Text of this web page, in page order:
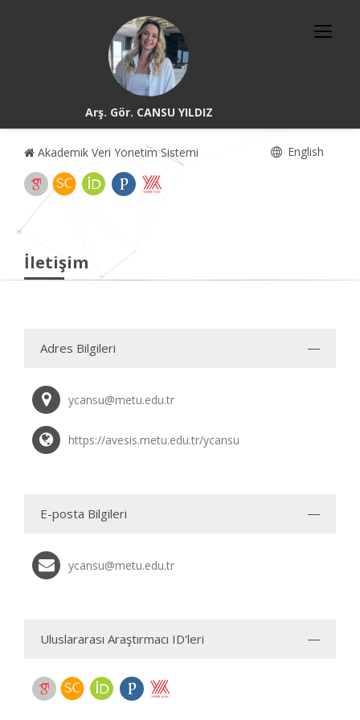
Arş. Gör. CANSU YILDIZ
Akademik Veri Yönetim Sistemi English
İletişim
Adres Bilgileri
ycansu@metu.edu.tr
https://avesis.metu.edu.tr/ycansu
E-posta Bilgileri
ycansu@metu.edu.tr
Uluslararası Araştırmacı ID'leri